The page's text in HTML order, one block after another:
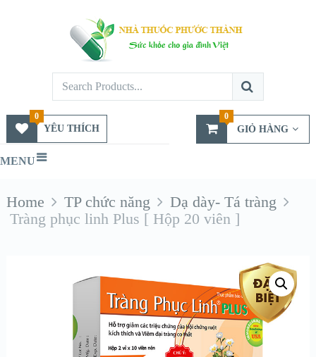
YÊU THÍCH
0
GIỎ HÀNG
0
MENU
Home TP chức năng
Dạ dày- Tá tràng
Tràng phục linh Plus [ Hộp 20 viên ]